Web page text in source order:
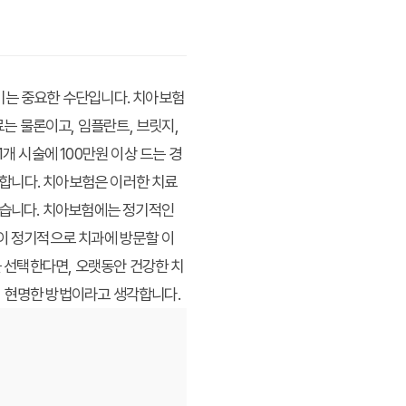
중요한 수단입니다. 치아보험
물론이고, 임플란트, 브릿지,
시술에 100만원 이상 드는 경
니다. 치아보험은 이러한 치료
니다. 치아보험에는 정기적인
정기적으로 치과에 방문할 이
택한다면, 오랫동안 건강한 치
명한 방법이라고 생각합니다.